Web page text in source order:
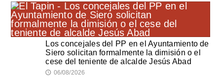
Los concejales del PP en el Ayuntamiento de
Siero solicitan formalmente la dimisión o el
cese del teniente de alcalde Jesús Abad
🕔 06/08/2026